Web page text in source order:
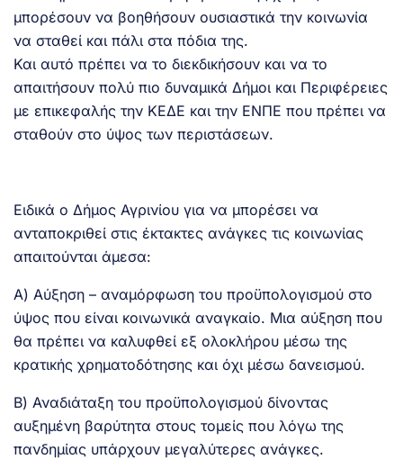
μπορέσουν να βοηθήσουν ουσιαστικά την κοινωνία
να σταθεί και πάλι στα πόδια της.
Και αυτό πρέπει να το διεκδικήσουν και να το
απαιτήσουν πολύ πιο δυναμικά Δήμοι και Περιφέρειες
με επικεφαλής την ΚΕΔΕ και την ΕΝΠΕ που πρέπει να
σταθούν στο ύψος των περιστάσεων.
Ειδικά ο Δήμος Αγρινίου για να μπορέσει να
ανταποκριθεί στις έκτακτες ανάγκες τις κοινωνίας
απαιτούνται άμεσα:
Α) Αύξηση – αναμόρφωση του προϋπολογισμού στο
ύψος που είναι κοινωνικά αναγκαίο. Μια αύξηση που
θα πρέπει να καλυφθεί εξ ολοκλήρου μέσω της
κρατικής χρηματοδότησης και όχι μέσω δανεισμού.
Β) Αναδιάταξη του προϋπολογισμού δίνοντας
αυξημένη βαρύτητα στους τομείς που λόγω της
πανδημίας υπάρχουν μεγαλύτερες ανάγκες.